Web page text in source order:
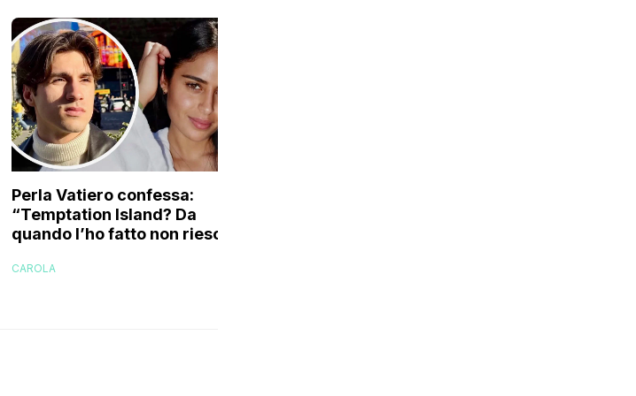
Perla Vatiero confessa:
“Temptation Island? Da
quando l’ho fatto non riesco più
CAROLA